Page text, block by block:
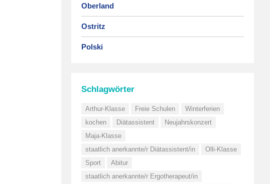
Oberland
Ostritz
Polski
Schlagwörter
Arthur-Klasse Freie Schulen
Winterferien
kochen
Diätassistent
Neujahrskonzert
Maja-Klasse
staatlich anerkannte/r Diätassistent/in
Olli-Klasse
Sport
Abitur
staatlich anerkannte/r Ergotherapeut/in